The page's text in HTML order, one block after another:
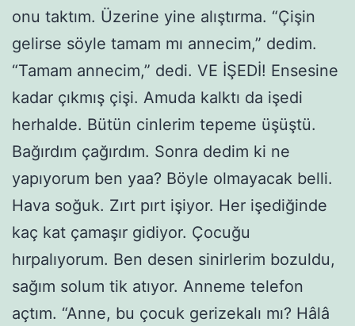
onu taktım. Üzerine yine alıştırma. “Çişin
gelirse söyle tamam mı annecim,” dedim.
“Tamam annecim,” dedi. VE İŞEDİ! Ensesine
kadar çıkmış çişi. Amuda kalktı da işedi
herhalde. Bütün cinlerim tepeme üşüştü.
Bağırdım çağırdım. Sonra dedim ki ne
yapıyorum ben yaa? Böyle olmayacak belli.
Hava soğuk. Zırt pırt işiyor. Her işediğinde
kaç kat çamaşır gidiyor. Çocuğu
hırpalıyorum. Ben desen sinirlerim bozuldu,
sağım solum tik atıyor. Anneme telefon
açtım. “Anne, bu çocuk gerizekalı mı? Hâlâ